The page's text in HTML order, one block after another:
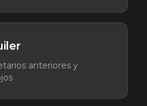
anteriores y